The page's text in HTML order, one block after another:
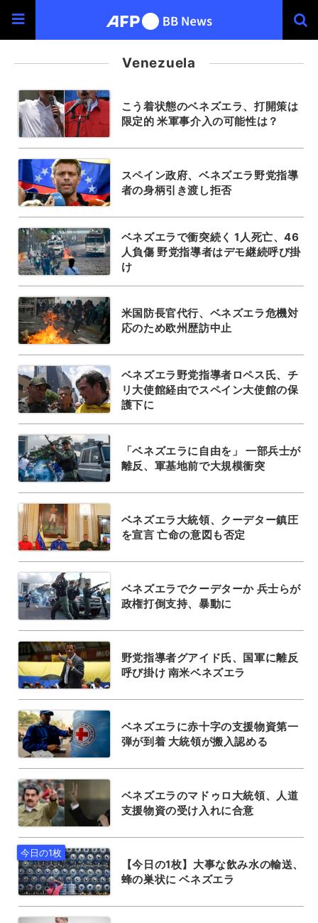
Venezuela
こう着状態のベネズエラ、打開策は
限定的 米軍事介入の可能性は？
スペイン政府、ベネズエラ野党指導
者の身柄引き渡し拒否
ベネズエラで衝突続く 1人死亡、46
人負傷 野党指導者はデモ継続呼び掛
け
米国防長官代行、ベネズエラ危機対
応のため欧州歴訪中止
ベネズエラ野党指導者ロペス氏、チ
リ大使館経由でスペイン大使館の保
護下に
「ベネズエラに自由を」 一部兵士が
離反、軍基地前で大規模衝突
ベネズエラ大統領、クーデター鎮圧
を宣言 亡命の意図も否定
ベネズエラでクーデターか 兵士らが
政権打倒支持、暴動に
野党指導者グアイド氏、国軍に離反
呼び掛け 南米ベネズエラ
ベネズエラに赤十字の支援物資第一
弾が到着 大統領が搬入認める
ベネズエラのマドゥロ大統領、人道
支援物資の受け入れに合意
【今日の1枚】大事な飲み水の輸送、
蜂の巣状に ベネズエラ